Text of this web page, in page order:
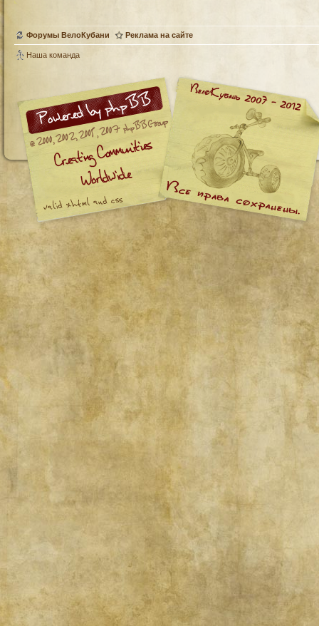
Форумы ВелоКубани Реклама на сайте
Наша команда